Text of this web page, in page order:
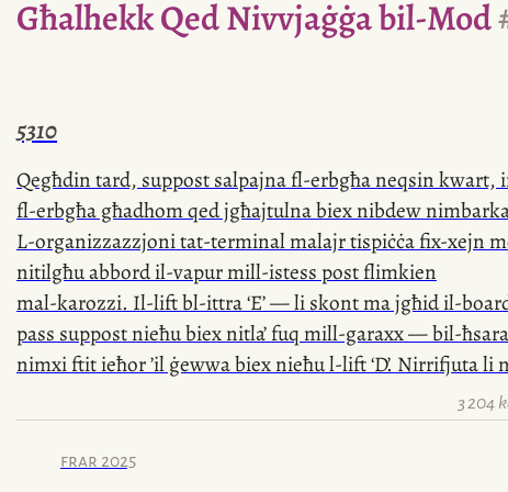
Għalhekk Qed Nivvjaġġabil-Mod
5310
Qegħdin tard, suppost salpajnafl-erbgħaneqsin kwart,
fl-erbgħagħadhom qed jgħajtulna biex nibdew
L-organizzazzjonitat-terminal malajr tispiċċafix-xejn
nitilgħu abbordil-vapurmill-istess post flimkien
mal-karozzi. Il-liftbl-ittra ‘E’ — li skont ma jgħidil-
pass suppost nieħu biex nitla’ fuq mill-garaxx— bil-
nimxi ftit ieħor ’il ġewwa biex nieħul-lift‘D’. Nirrifjuta li
u jinġema’ kju twil b’min jonfoħ u min jiffrustra
It-terminalkalm u trankwill ma tantx serva ta’ preludju
veritier, imma nżomm ftit
3 204
frar 2025